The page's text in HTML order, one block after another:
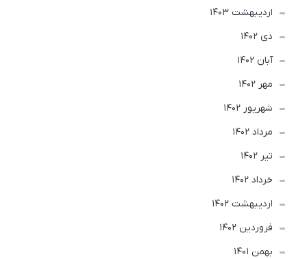
ارديبهشت 1403
دی 1402
آبان 1402
مهر 1402
شهریور 1402
مرداد 1402
تير 1402
خرداد 1402
ارديبهشت 1402
فروردین 1402
بهمن 1401